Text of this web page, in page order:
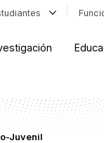
Juvenil